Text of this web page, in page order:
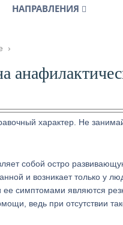
НАПРАВЛЕНИЯ
›
характер. Не
собой остро
и возникает только у
симптомами являются
ведь при отсутствии